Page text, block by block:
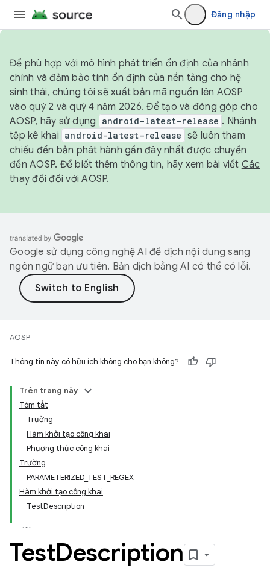
Đăng nhập
Để phù hợp với mô hình phát triển ổn định của nhánh
chính và đảm bảo tính ổn định của nền tảng cho hệ
sinh thái, chúng tôi sẽ xuất bản mã nguồn lên AOSP
vào quý 2 và quý 4 năm 2026. Để tạo và đóng góp cho
AOSP, hãy sử dụng
android-latest-release . Nhánh
tệp kê khai android-latest-release sẽ luôn tham
chiếu đến bản phát hành gần đây nhất được chuyển
đến AOSP. Để biết thêm thông tin, hãy xem bài viết Các
thay đổi đối với AOSP.
Google sử dụng công nghệ AI để dịch nội dung sang
ngôn ngữ bạn ưu tiên. Bản dịch bằng AI có thể có lỗi.
AOSP
Thông tin này có hữu ích không cho bạn không?
Trên trang này
Tóm tắt
Trường
Hàm khởi tạo công khai
Phương thức công khai
Trường
PARAMETERIZED_TEST_REGEX
Hàm khởi tạo công khai
TestDescription
TestDescription